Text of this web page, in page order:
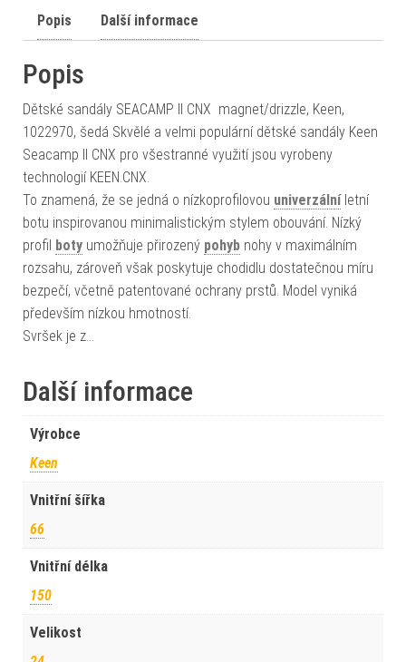
Popis Další informace
Popis
Dětské sandály SEACAMP II CNX magnet/drizzle, Keen,
1022970, šedá Skvělé a velmi populární dětské sandály Keen
Seacamp II CNX pro všestranné využití jsou vyrobeny
technologií KEEN.CNX.
To znamená, že se jedná o nízkoprofilovou univerzálníletní
botu inspirovanou minimalistickým stylem obouvání. Nízký
profil boty umožňuje přirozený pohyb nohy v maximálním
rozsahu, zároveň však poskytuje chodidlu dostatečnou míru
bezpečí, včetně patentované ochrany prstů. Model vyniká
především nízkou hmotností.
Svršek je z…
Další informace
Výrobce
Keen
Vnitřní šířka
66
Vnitřní délka
150
Velikost